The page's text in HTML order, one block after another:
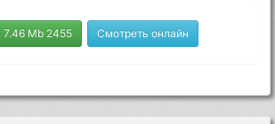
7.46 Mb 2455 Смотреть онлайн